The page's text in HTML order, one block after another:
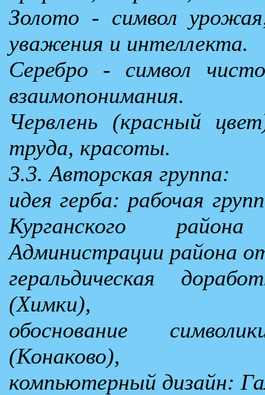
Золото - символ
уважения и интеллекта.
Серебро - символ
взаимопонимания.
Червлень (красный
труда, красоты.
3.3. Авторская группа:
идея герба: рабочая
Курганского
Администрации района
геральдическая
(Химки),
обоснование
(Конаково),
компьютерный дизайн: